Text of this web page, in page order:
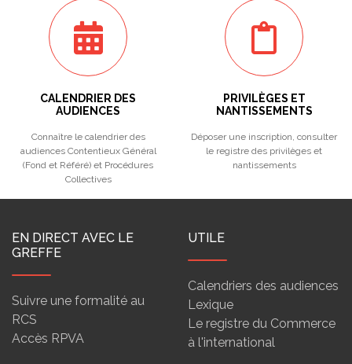
CALENDRIER DES
AUDIENCES
Connaître le calendrier des
audiences Contentieux Général
(Fond et Référé) et Procédures
Collectives
PRIVILÈGES ET
NANTISSEMENTS
Déposer une inscription, consulter
le registre des privilèges et
nantissements
EN DIRECT AVEC LE
GREFFE
Suivre une formalité au
RCS
Accès RPVA
UTILE
Calendriers des audiences
Lexique
Le registre du Commerce
à l'international